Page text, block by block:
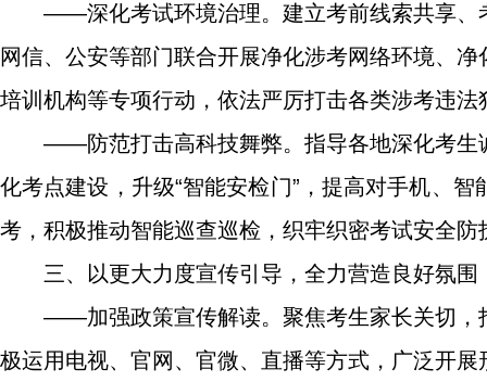
——深化考试环境治理。建立考前线索共享、
网信、公安等部门联合开展净化涉考网络环境、
培训机构等专项行动，依法严厉打击各类涉考违
——防范打击高科技舞弊。指导各地深化考生
化考点建设，升级“智能安检门”，提高对手机、
考，积极推动智能巡查巡检，织牢织密考试安全防
三、以更大力度宣传引导，全力营造良好氛围
——加强政策宣传解读。聚焦考生家长关切，
极运用电视、官网、官微、直播等方式，广泛开